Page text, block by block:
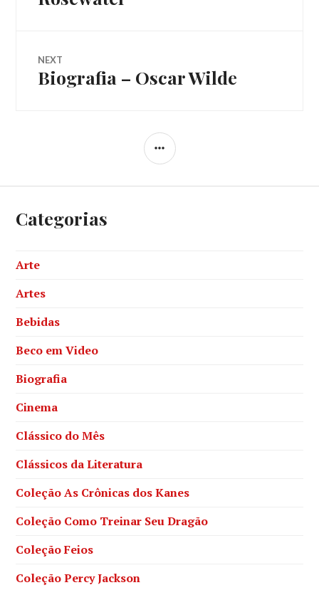
de
Post
NEXT
Next
Biografia – Oscar Wilde
SIDEBAR
Categorias
Arte
Artes
Bebidas
Beco em Video
Biografia
Cinema
Clássico do Mês
Clássicos da Literatura
Coleção As Crônicas dos Kanes
Coleção Como Treinar Seu Dragão
Coleção Feios
Coleção Percy Jackson